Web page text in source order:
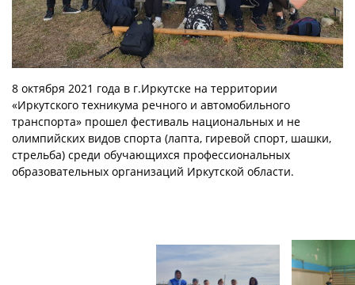
8 октября 2021 года в г.Иркутске на территории
«Иркутского техникума речного и автомобильного
транспорта» прошел фестиваль национальных и не
олимпийских видов спорта (лапта, гиревой спорт, шашки,
стрельба) среди обучающихся профессиональных
образовательных организаций Иркутской области.